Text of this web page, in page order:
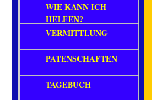
WIE KANN ICH
HELFEN?
VERMITTLUNG
PATENSCHAFTEN
TAGEBUCH